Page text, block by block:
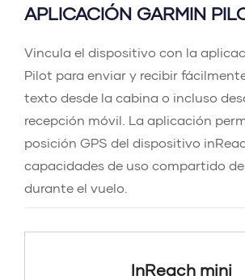
APLICACIÓN GARMIN
Vincula el dispositivo con la
Pilot para enviar y recibir
texto desde la cabina o incluso
recepción móvil. La aplicación
posición GPS del dispositivo
capacidades de uso compartido
durante el vuelo.
InReach mini